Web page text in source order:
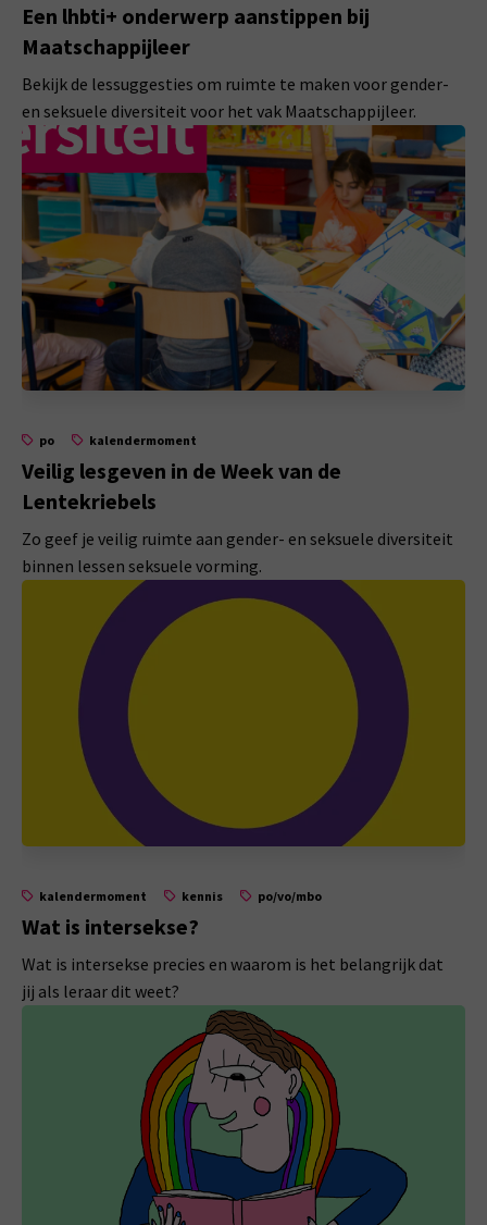
Een lhbti+ onderwerp aanstippen bij
Maatschappijleer
Bekijk de lessuggesties om ruimte te maken voor gender-
en seksuele diversiteit voor het vak Maatschappijleer.
po kalendermoment
Veilig lesgeven in de Week van de
Lentekriebels
Zo geef je veilig ruimte aan gender- en seksuele diversiteit
binnen lessen seksuele vorming.
kalendermoment kennis po/vo/mbo
Wat is intersekse?
Wat is intersekse precies en waarom is het belangrijk dat
jij als leraar dit weet?